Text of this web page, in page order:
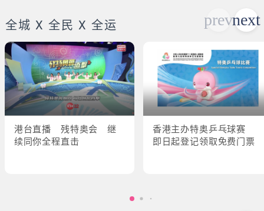
全城 X 全民 X 全运
港台直播 残特奥会 继
续同你全程直击
香港主办特奥乒乓球赛
即日起登记领取免费门票